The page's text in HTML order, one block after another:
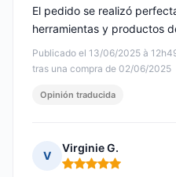
Publicado el 13/06/2025 à
tras una compra de 02/06/2025
El pedido se realizó
herramientas y productos
Opinión traducida
V
Virginie G.
Nota: 5 de 5